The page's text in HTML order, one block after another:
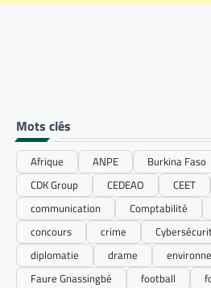
Mots clés
Afrique ANPE Burkina Faso
CDK Group
CEDEAO CEET
communication
Comptabilité
concours
crime
diplomatie
drame
Faure Gnassingbé
football